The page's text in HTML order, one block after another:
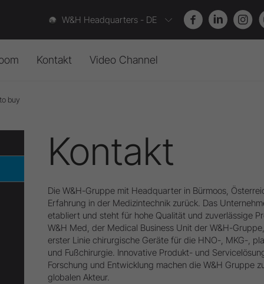
W&H Headquarters - DE
Sterilisation, Hygiene &
Reinigungs- und
Desinfektionsgeräte
Reinigungs- und
Desinfektionsmittel
Entsorgungsrichtlinien
& Studien
Kontakt
Unternehmen
Video Channel
Channel – Wissen, das
Know-
buy
Kontakt
Die W&H-Gruppe mit Headquarter in Bürmoos,
Erfahrung in der Medizintechnik zurück. Das
etabliert und steht für hohe Qualität und zuverlässige
W&H Med, der Medical Business Unit der W&H-
erster Linie chirurgische Geräte für die HNO-, MKG-,
und Fußchirurgie. Innovative Produkt- und
Forschung und Entwicklung machen die W&H Gruppe
globalen Akteur.